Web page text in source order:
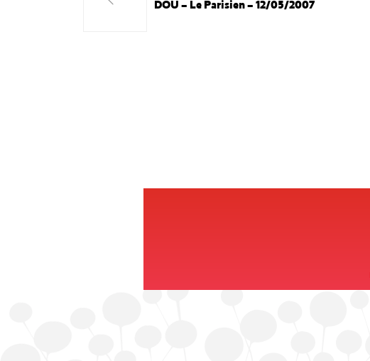
DOU – Le Parisien – 12/05/2007